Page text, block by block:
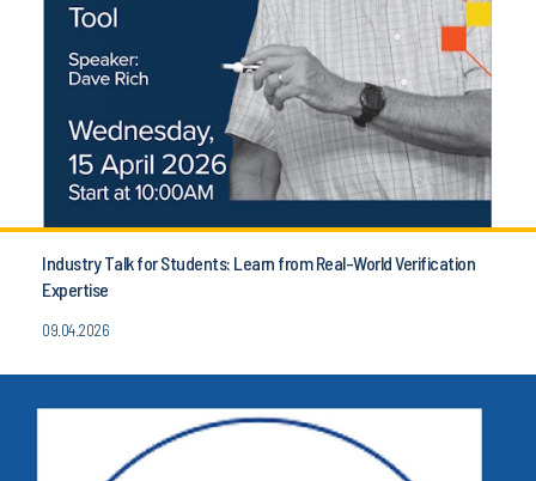
Industry Talk for Students: Learn from Real-World Verification
Expertise
09.04.2026